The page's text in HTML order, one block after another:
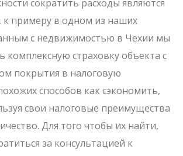
сократить расходы являются
примеру в одном из наших
с недвижимостью в Чехии мы
комплексную страховку объекта с
покрытия в налоговую
способов как сэкономить,
свои налоговые преимущества
Для того чтобы их найти,
за консультацией к